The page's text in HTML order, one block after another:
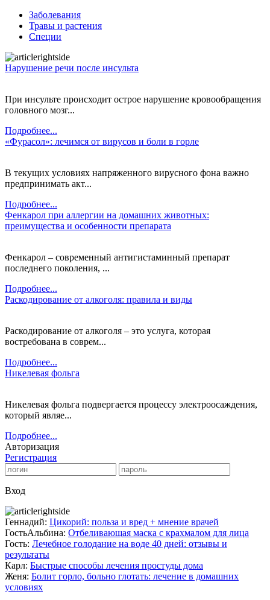
Заболевания
Травы и растения
Специи
Нарушение речи после инсульта
При инсульте происходит острое нарушение кровообращения
головного мозг...
Подробнее...
«Фурасол»: лечимся от вирусов и боли в горле
В текущих условиях напряженного вирусного фона важно
предпринимать акт...
Подробнее...
Фенкарол при аллергии на домашних животных:
преимущества и особенности препарата
Фенкарол – современный антигистаминный препарат
последнего поколения, ...
Подробнее...
Раскодирование от алкоголя: правила и виды
Раскодирование от алкоголя – это услуга, которая
востребована в соврем...
Подробнее...
Никелевая фольга
Никелевая фольга подвергается процессу электроосаждения,
который являе...
Подробнее...
Авторизация
Регистрация
Вход
Геннадий: Цикорий: польза и вред + мнение врачей
ГостьАльбина: Отбеливающая маска с крахмалом для лица
Гость: Лечебное голодание на воде 40 дней: отзывы и
результаты
Карл: Быстрые способы лечения простуды дома
Женя: Болит горло, больно глотать: лечение в домашних
условиях